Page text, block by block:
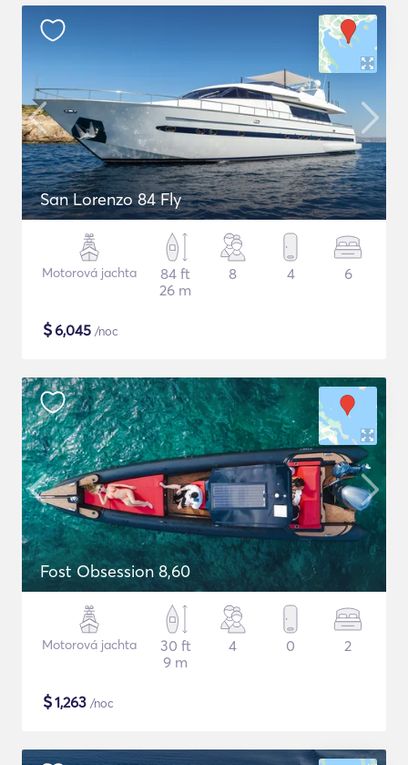
San Lorenzo 84 Fly
Motorová jachta
84 ft
26 m
8 4 6
$6,045 /noc
Fost Obsession 8,60
Motorová jachta
30 ft
9 m
4 0 2
$1,263 /noc